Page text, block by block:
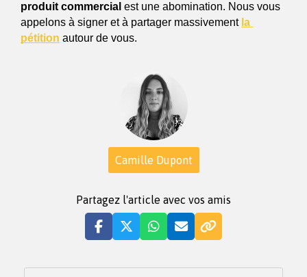
produit commercial est une abomination. Nous vous
appelons à signer et à partager massivement la
pétition autour de vous.
Camille Dupont
Partagez l'article avec vos amis